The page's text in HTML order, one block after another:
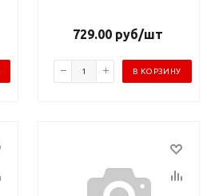
729.00руб/шт
В КОРЗИНУ